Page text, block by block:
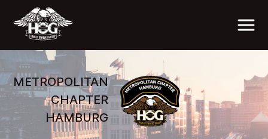
METROPOLITAN
CHAPTER
HAMBURG